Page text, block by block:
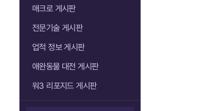
매크로 게시판
전문기술 게시판
업적 정보 게시판
애완동물 대전 게시판
워3 리포지드 게시판